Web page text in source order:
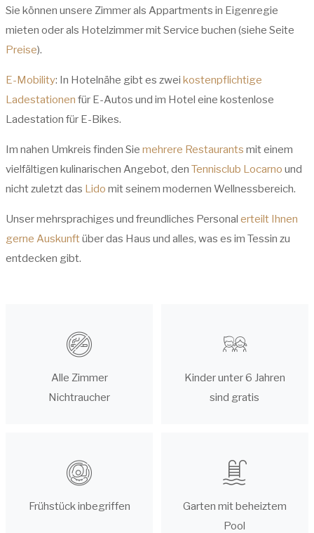
Sie können unsere Zimmer als Appartments in Eigenregie
mieten oder als Hotelzimmer mit Service buchen (siehe Seite
Preise).
E-Mobility: In Hotelnähe gibt es zweikostenpflichtige
Ladestationen für E-Autos und im Hotel eine kostenlose
Ladestation für E-Bikes.
Im nahen Umkreis finden Siemehrere Restaurants mit einem
vielfältigen kulinarischen Angebot, denTennisclub Locarno und
nicht zuletzt das Lido mit seinem modernen Wellnessbereich.
Unser mehrsprachiges und freundliches Personalerteilt Ihnen
gerne Auskunftüber das Haus und alles, was es im Tessin zu
entdecken gibt.
Alle Zimmer
Nichtraucher
Kinder unter 6 Jahren
sind gratis
Frühstück inbegriffen
Garten mit beheiztem
Pool